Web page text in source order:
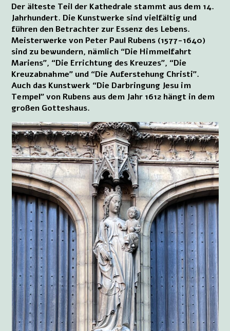
Der älteste Teil der Kathedrale stammt aus dem 14.
Jahrhundert. Die Kunstwerke sind vielfältig und
führen den Betrachter zur Essenz des Lebens.
Meisterwerke von Peter Paul Rubens (1577-1640)
sind zu bewundern, nämlich “Die Himmelfahrt
Mariens”, “Die Errichtung des Kreuzes”, “Die
Kreuzabnahme” und “Die Auferstehung Christi”.
Auch das Kunstwerk “Die Darbringung Jesu im
Tempel” von Rubens aus dem Jahr 1612 hängt in dem
großen Gotteshaus.